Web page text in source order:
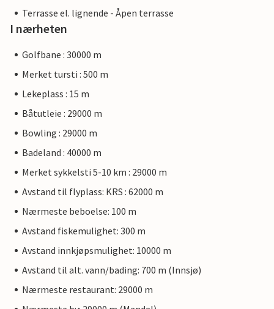
Terrasse el. lignende - Åpen terrasse
I nærheten
Golfbane : 30000 m
Merket tursti : 500 m
Lekeplass : 15 m
Båtutleie : 29000 m
Bowling : 29000 m
Badeland : 40000 m
Merket sykkelsti 5-10 km : 29000 m
Avstand til flyplass: KRS : 62000 m
Nærmeste beboelse: 100 m
Avstand fiskemulighet: 300 m
Avstand innkjøpsmulighet: 10000 m
Avstand til alt. vann/bading: 700 m (Innsjø)
Nærmeste restaurant: 29000 m